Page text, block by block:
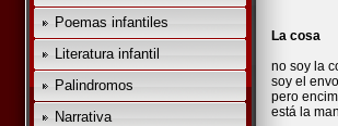
Poemas infantiles
Literatura infantil
Palindromos
Narrativa
La cosa
no soy la
soy el
pero
está la